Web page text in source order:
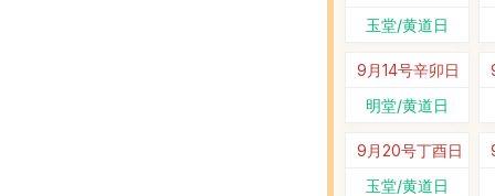
玉堂/黄道日
9月14号辛卯日
明堂/黄道日
9月20号丁酉日
玉堂/黄道日